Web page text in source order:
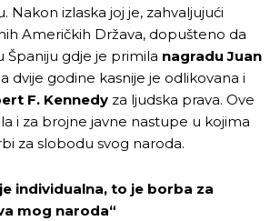
Nakon izlaska joj je, zahvaljujući
Američkih Država, dopušteno da
Španiju gdje je primila nagraduJuan
a dvije godine kasnije je odlikovana i
F. Kennedy za ljudska prava. Ove
i za brojne javne nastupe u kojima
za slobodu svog naroda.
individualna, to je borba za
mog naroda“